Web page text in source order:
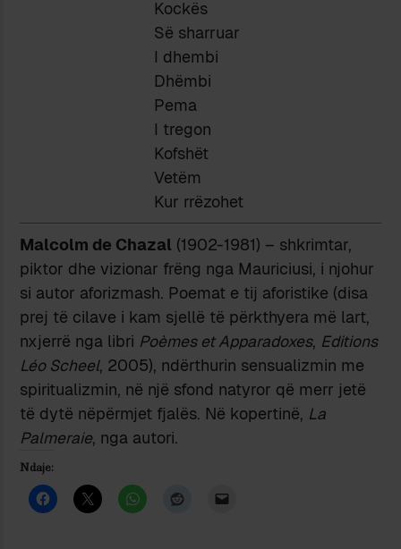
Kockës
Së sharruar
I dhembi
Dhëmbi
Pema
I tregon
Kofshët
Vetëm
Kur rrëzohet
Malcolm de Chazal (1902-1981) – shkrimtar,
piktor dhe vizionar frëng nga Mauriciusi, i njohur
si autor aforizmash. Poemat e tij aforistike (disa
prej të cilave i kam sjellë të përkthyera më lart,
nxjerrë nga libri Poèmes et Apparadoxes, Editions
Léo Scheel, 2005), ndërthurin sensualizmin me
spiritualizmin, në një sfond natyror që merr jetë
të dytë nëpërmjet fjalës. Në kopertinë, La
Palmeraie, nga autori.
Ndaje: